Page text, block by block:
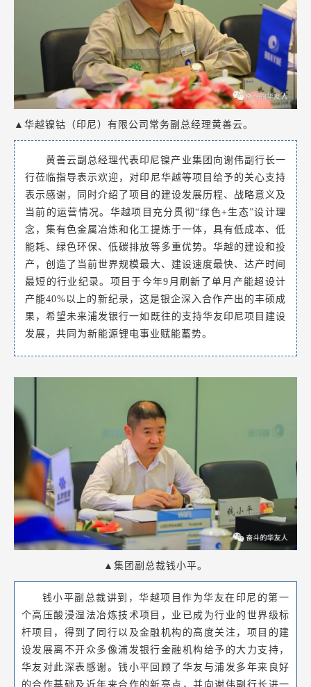
▲华越镍钴（印尼）有限公司常务副总经理黄善云。
黄善云副总经理代表印尼镍产业集团向谢伟副行长一
行莅临指导表示欢迎，对印尼华越等项目给予的关心支持
表示感谢，同时介绍了项目的建设发展历程、战略意义及
当前的运营情况。华越项目充分贯彻“绿色+生态”设计理
念，集有色金属冶炼和化工提炼于一体，具有低成本、低
能耗、绿色环保、低碳排放等多重优势。华越的建设和投
产，创造了当前世界规模最大、建设速度最快、达产时间
最短的行业纪录。项目于今年9月刷新了单月产能超设计
产能40%以上的新纪录，这是银企深入合作产出的丰硕成
果，希望未来浦发银行一如既往的支持华友印尼项目建设
发展，共同为新能源锂电事业赋能蓄势。
▲集团副总裁钱小平。
钱小平副总裁讲到，华越项目作为华友在印尼的第一
个高压酸浸湿法冶炼技术项目，业已成为行业的世界级标
杆项目，得到了同行以及金融机构的高度关注，项目的建
设发展离不开众多像浦发银行金融机构给予的大力支持，
华友对此深表感谢。钱小平回顾了华友与浦发多年来良好
的合作基础及近年来合作的新亮点，并向谢伟副行长进一